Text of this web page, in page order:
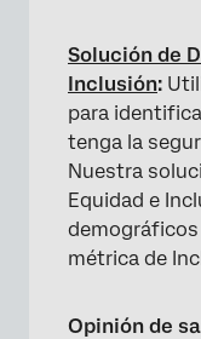
Solución de
Inclusión:
para
tenga la
Nuestra
Equidad e
métrica de
Opinión de